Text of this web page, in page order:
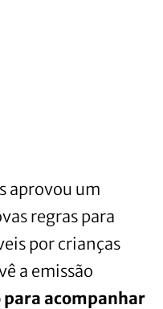
aprovou um
regras para
por crianças
a emissão
acompanhar